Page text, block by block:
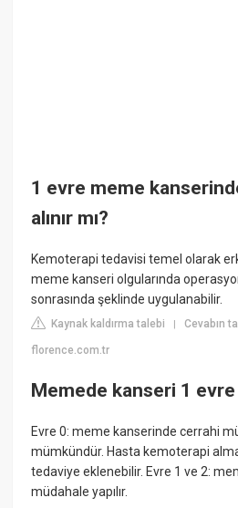
1 evre meme
alınır mı?
Kemoterapi tedavisi temel olarak
meme kanseri olgularında
sonrasında şeklinde uygulanabilir.
Kaynak kaldırma talebi |Cevabın
florence.com.tr
Memede kanseri 1
Evre 0: meme kanserinde cerrahi
mümkündür. Hasta kemoterapi
tedaviye eklenebilir. Evre 1 ve 2:
müdahale yapılır.